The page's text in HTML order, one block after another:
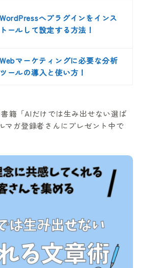
WordPressへプラグインをインス
トールして設定する方法！
Webマーケティングに必要な分析
ツールの導入と使い方！
籍「AIだけでは生み出せない選ば
マガ登録者さんにプレゼント中で